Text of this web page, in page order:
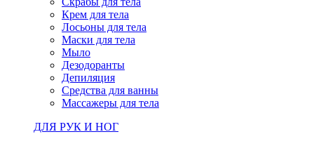
Крем для тела
Лосьоны для тела
Маски для тела
Мыло
Дезодоранты
Депиляция
Средства для ванны
Массажеры для тела
ДЛЯ РУК И НОГ